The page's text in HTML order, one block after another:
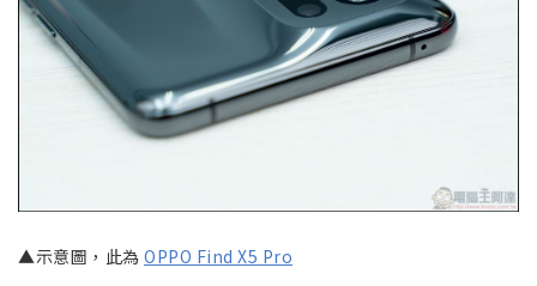
▲示意圖，此為 OPPO Find X5 Pro